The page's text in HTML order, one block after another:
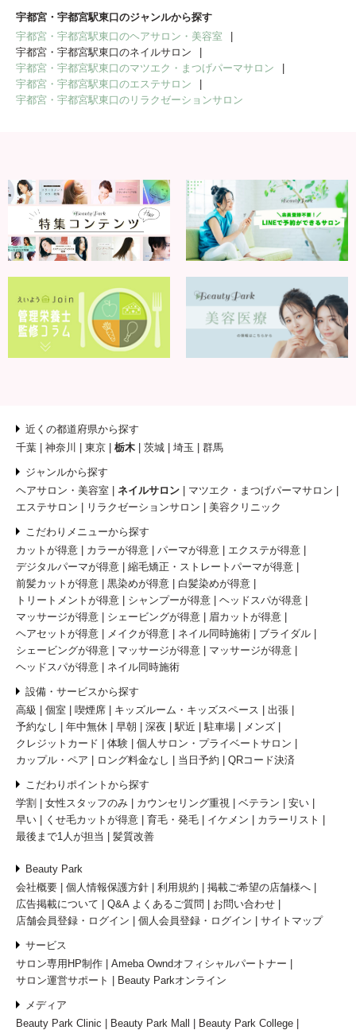
宇都宮・宇都宮駅東口のジャンルから探す
宇都宮・宇都宮駅東口のヘアサロン・美容室
宇都宮・宇都宮駅東口のネイルサロン
宇都宮・宇都宮駅東口のマツエク・まつげパーマサロン
宇都宮・宇都宮駅東口のエステサロン
宇都宮・宇都宮駅東口のリラクゼーションサロン
近くの都道府県から探す
千葉
神奈川 東京 栃木 茨城 埼玉 群馬
ジャンルから探す
ヘアサロン・美容室
ネイルサロン
マツエク・まつげパーマサロン
エステサロン
リラクゼーションサロン 美容クリニック
こだわりメニューから探す
カットが得意
カラーが得意 パーマが得意
エクステが得意
デジタルパーマが得意
縮毛矯正・ストレートパーマが得意
前髪カットが得意
黒染めが得意
白髪染めが得意
トリートメントが得意
シャンプーが得意
ヘッドスパが得意
マッサージが得意
シェービングが得意
眉カットが得意
ヘアセットが得意
メイクが得意 ネイル同時施術
ブライダル
シェービングが得意
マッサージが得意
マッサージが得意
ヘッドスパが得意
ネイル同時施術
設備・サービスから探す
高級
個室 喫煙席 キッズルーム・キッズスペース
出張
予約なし
年中無休 早朝 深夜 駅近 駐車場
メンズ
クレジットカード
体験
個人サロン・プライベートサロン
カップル・ペア
ロング料金なし 当日予約 QRコード決済
こだわりポイントから探す
学割
女性スタッフのみ カウンセリング重視 ベテラン
安い
早い
くせ毛カットが得意 育毛・発毛 イケメン
カラーリスト
最後まで1人が担当
髪質改善
Beauty Park
会社概要
個人情報保護方針 利用規約
掲載ご希望の店舗様へ
広告掲載について
Q&A よくあるご質問
お問い合わせ
店舗会員登録・ログイン
個人会員登録・ログイン サイトマップ
サービス
サロン専用HP制作
Ameba Owndオフィシャルパートナー
サロン運営サポート
Beauty Parkオンライン
メディア
Beauty Park Clinic
Beauty Park Mall Beauty Park College